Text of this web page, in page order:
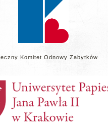
Komitet Odnowy Zabytków